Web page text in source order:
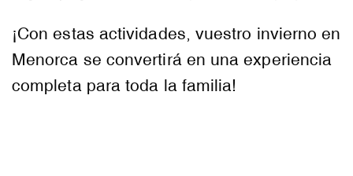
¡Con estas actividades, vuestro invierno en
Menorca se convertirá en una experiencia
completa para toda la familia!